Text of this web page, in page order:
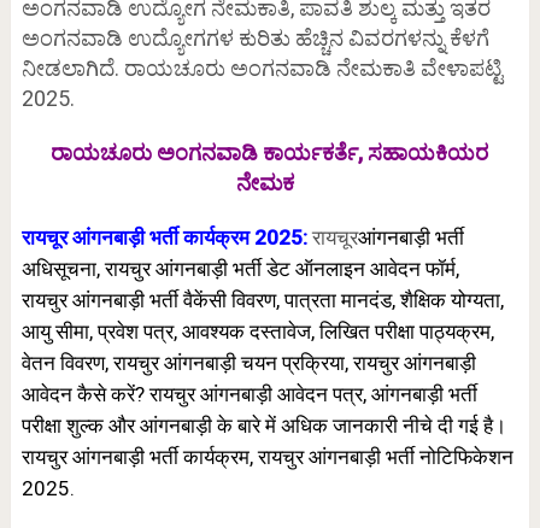
ಅಂಗನವಾಡಿ ಉದ್ಯೋಗ ನೇಮಕಾತಿ, ಪಾವತಿ ಶುಲ್ಕ ಮತ್ತು ಇತರ
ಅಂಗನವಾಡಿ ಉದ್ಯೋಗಗಳ ಕುರಿತು ಹೆಚ್ಚಿನ ವಿವರಗಳನ್ನು ಕೆಳಗೆ
ನೀಡಲಾಗಿದೆ. ರಾಯಚೂರು ಅಂಗನವಾಡಿ ನೇಮಕಾತಿ ವೇಳಾಪಟ್ಟಿ
2025.
ರಾಯಚೂರು ಅಂಗನವಾಡಿ ಕಾರ್ಯಕರ್ತೆ, ಸಹಾಯಕಿಯರ
ನೇಮಕ
रायचूर आंगनबाड़ी भर्ती कार्यक्रम 2025:रायचूरआंगनबाड़ी भर्ती
अधिसूचना, रायचुरआंगनबाड़ीभर्ती डेट ऑनलाइन आवेदन फॉर्म,
रायचुर आंगनबाड़ीभर्ती वैकेंसी विवरण, पात्रता मानदंड, शैक्षिक योग्यता,
आयु सीमा, प्रवेश पत्र, आवश्यक दस्तावेज, लिखित परीक्षा पाठ्यक्रम,
वेतन विवरण, रायचुर आंगनबाड़ीचयन प्रक्रिया, रायचुरआंगनबाड़ी
आवेदन कैसे करें? रायचुरआंगनबाड़ीआवेदन पत्र, आंगनबाड़ीभर्ती
परीक्षा शुल्क औरआंगनबाड़ीके बारे में अधिक जानकारी नीचे दी गई है।
रायचुर आंगनबाड़ीभर्ती कार्यक्रम, रायचुर आंगनबाड़ीभर्ती नोटिफिकेशन
2025.